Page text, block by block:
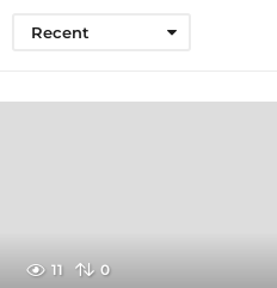
Recent
11 0